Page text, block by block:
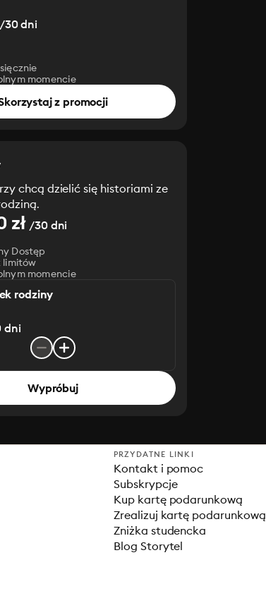
dni
momencie
z promocji
chcą dzielić się historiami ze
zł /30 dni
Dostęp
limitów
momencie
rodziny
dni
Wypróbuj
PRZYDATNE LINKI
Kontakt i pomoc
Subskrypcje
Kup kartę podarunkową
Zrealizuj kartę podarunkową
Zniżka studencka
Blog Storytel